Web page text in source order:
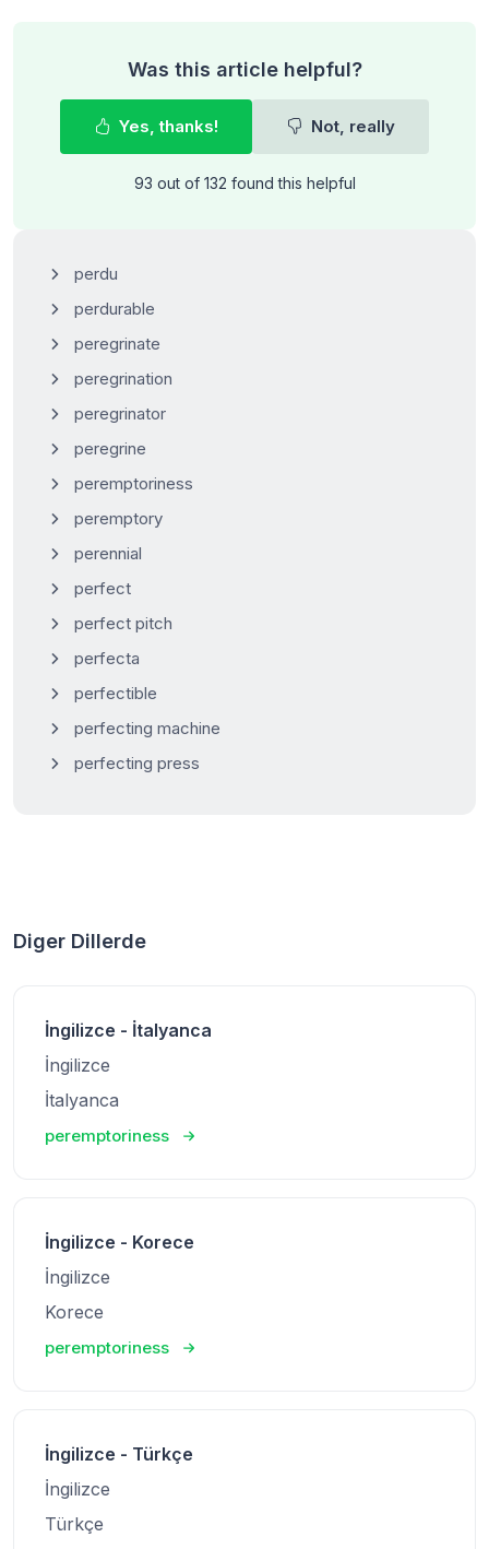
Was this article helpful?
Yes, thanks! Not, really
93 out of 132 found this helpful
perdu
perdurable
peregrinate
peregrination
peregrinator
peregrine
peremptoriness
peremptory
perennial
perfect
perfect pitch
perfecta
perfectible
perfecting machine
perfecting press
Diger Dillerde
İngilizce - İtalyanca
İngilizce
İtalyanca
peremptoriness
İngilizce - Korece
İngilizce
Korece
peremptoriness
İngilizce - Türkçe
İngilizce
Türkçe